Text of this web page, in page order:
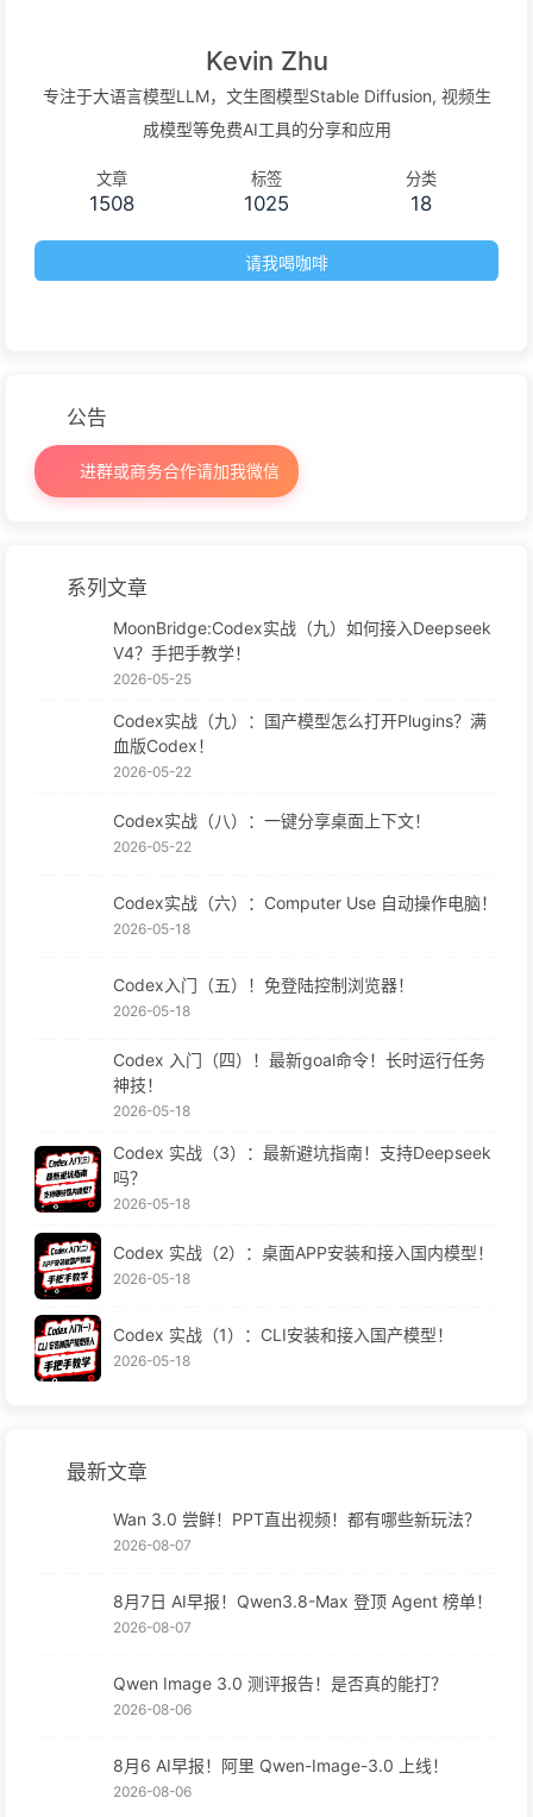
Kevin Zhu
专注于大语言模型LLM，文生图模型Stable Diffusion, 视频生
成模型等免费AI工具的分享和应用
文章
1508
标签
1025
分类
18
请我喝咖啡
公告
进群或商务合作请加我微信
系列文章
MoonBridge:Codex实战（九）如何接入Deepseek
V4？手把手教学！
2026-05-25
Codex实战（九）：国产模型怎么打开Plugins？满
血版Codex！
2026-05-22
Codex实战（八）：一键分享桌面上下文！
2026-05-22
Codex实战（六）：Computer Use 自动操作电脑！
2026-05-18
Codex入门（五）！免登陆控制浏览器！
2026-05-18
Codex 入门（四）！最新goal命令！长时运行任务
神技！
2026-05-18
Codex 实战（3）：最新避坑指南！支持Deepseek
吗？
2026-05-18
Codex 实战（2）：桌面APP安装和接入国内模型！
2026-05-18
Codex 实战（1）：CLI安装和接入国产模型！
2026-05-18
最新文章
Wan 3.0 尝鲜！PPT直出视频！都有哪些新玩法？
2026-08-07
8月7日 AI早报！Qwen3.8-Max 登顶 Agent 榜单！
2026-08-07
Qwen Image 3.0 测评报告！是否真的能打？
2026-08-06
8月6 AI早报！阿里 Qwen-Image-3.0 上线！
2026-08-06